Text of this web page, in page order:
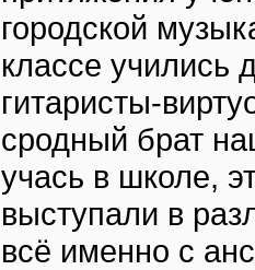
городской
классе учились
гитаристы-
сродный брат
учась в школе,
выступали в
всё именно с